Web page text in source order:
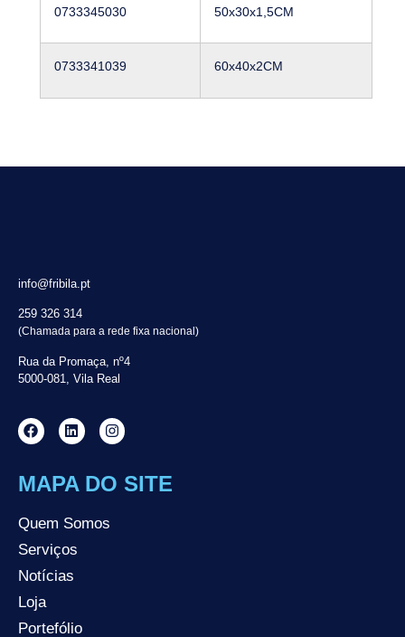
0733345030 50x30x1,5CM
0733341039 60x40x2CM
info@fribila.pt
259 326 314
(Chamada para a rede fixa nacional)
Rua da Promaça, nº4
5000-081, Vila Real
MAPA DO SITE
Quem Somos
Serviços
Notícias
Loja
Portefólio